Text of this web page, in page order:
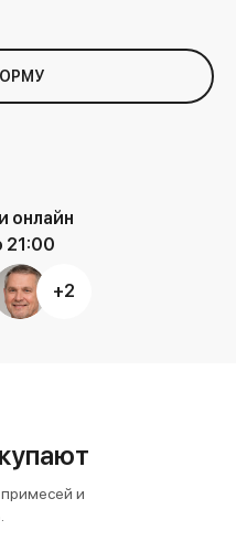
онлайн
21:00
+2
и